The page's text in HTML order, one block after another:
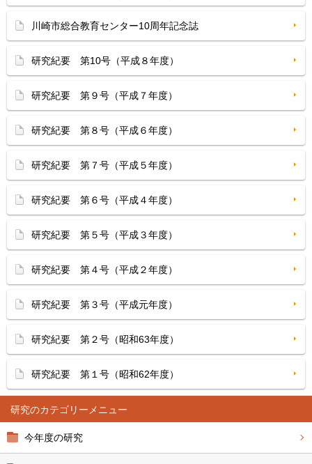
研究
今年度の研究
川崎市総合教育センター10周年記念誌
研究紀要 第10号（平成８年度）
研究紀要 第９号（平成７年度）
研究紀要 第８号（平成６年度）
研究紀要 第７号（平成５年度）
研究紀要 第６号（平成４年度）
研究紀要 第５号（平成３年度）
研究紀要 第４号（平成２年度）
研究紀要 第３号（平成元年度）
研究紀要 第２号（昭和63年度）
研究紀要 第１号（昭和62年度）